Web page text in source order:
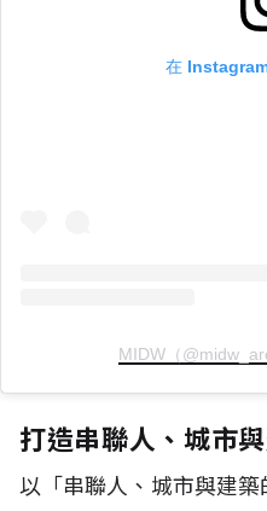
在
MIDW（
打造串聯人、城市
以「串聯人、城市與建